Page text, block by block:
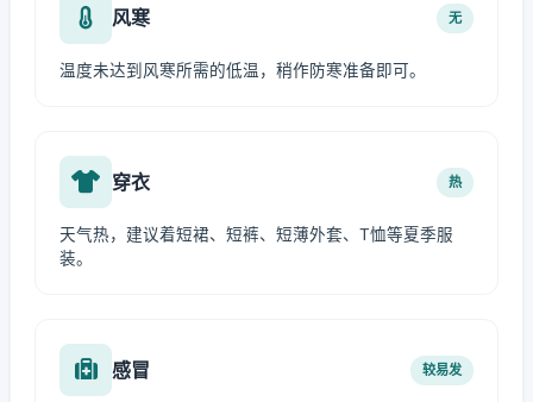
风寒 无
温度未达到风寒所需的低温，稍作防寒准备即可。
穿衣 热
天气热，建议着短裙、短裤、短薄外套、T恤等夏季服
装。
感冒 较易发